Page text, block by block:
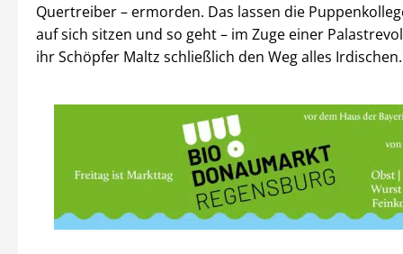
Quertreiber – ermorden. Das lassen die
auf sich sitzen und so geht – im Zuge einer
ihr Schöpfer Maltz schließlich den Weg alles Irdischen.